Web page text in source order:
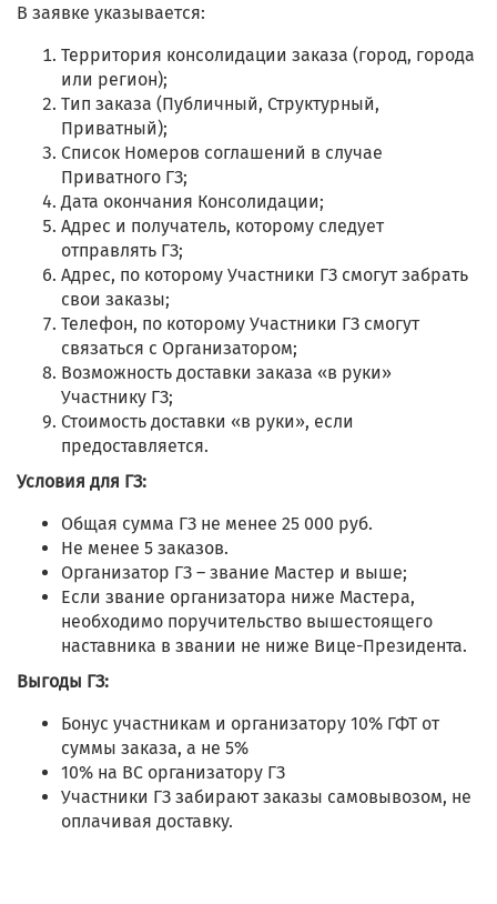
В заявке указывается:
Территория консолидации заказа (город, города
или регион);
Тип заказа (Публичный, Структурный,
Приватный);
Список Номеров соглашений в случае
Приватного ГЗ;
Дата окончания Консолидации;
Адрес и получатель, которому следует
отправлять ГЗ;
Адрес, по которому Участники ГЗ смогут забрать
свои заказы;
Телефон, по которому Участники ГЗ смогут
связаться с Организатором;
Возможность доставки заказа «в руки»
Участнику ГЗ;
Стоимость доставки «в руки», если
предоставляется.
Условия для ГЗ:
Общая сумма ГЗ не менее 25 000 руб.
Не менее 5 заказов.
Организатор ГЗ – звание Мастер и выше;
Если звание организатора ниже Мастера,
необходимо поручительство вышестоящего
наставника в звании не ниже Вице-Президента.
Выгоды ГЗ:
Бонус участникам и организатору 10% ГФТ от
суммы заказа, а не 5%
10% на ВС организатору ГЗ
Участники ГЗ забирают заказы самовывозом, не
оплачивая доставку.